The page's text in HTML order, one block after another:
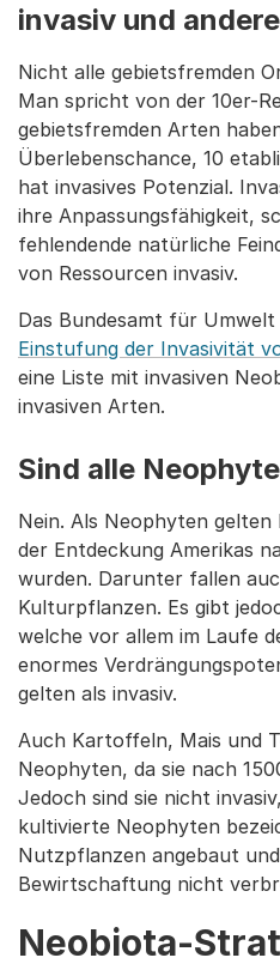
invasiv und
Nicht alle gebietsfremden
Man spricht von der 10er-
gebietsfremden Arten
Überlebenschance, 10
hat invasives Potenzial.
ihre Anpassungsfähigkeit,
fehlendende natürliche
von Ressourcen invasiv.
Das Bundesamt für
Einstufung der Invasivität
eine Liste mit invasiven
invasiven Arten.
Sind alle
Nein. Als Neophyten
der Entdeckung Amerikas
wurden. Darunter fallen
Kulturpflanzen. Es gibt
welche vor allem im Laufe
enormes
gelten als invasiv.
Auch Kartoffeln, Mais und
Neophyten, da sie nach
Jedoch sind sie nicht
kultivierte Neophyten
Nutzpflanzen angebaut
Bewirtschaftung nicht
Neobiota-